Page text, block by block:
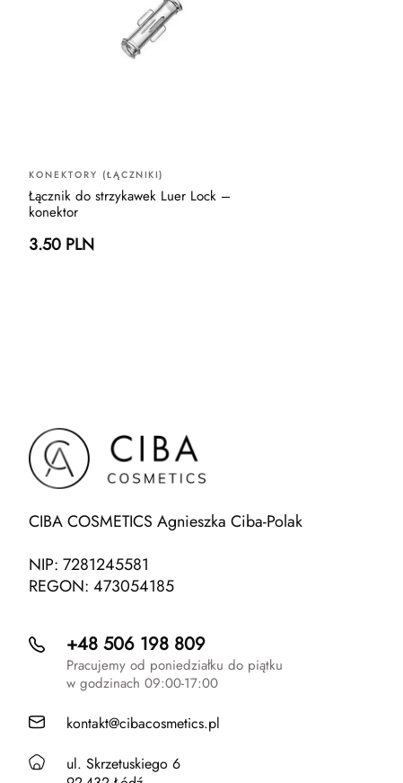
KONEKTORY (ŁĄCZNIKI)
Łącznik do strzykawek Luer Lock –
konektor
3.50 PLN
CIBA COSMETICS Agnieszka Ciba-Polak
NIP: 7281245581
REGON: 473054185
+48 506 198 809
Pracujemy od poniedziałku do piątku
w godzinach 09:00-17:00
kontakt@cibacosmetics.pl
ul. Skrzetuskiego 6